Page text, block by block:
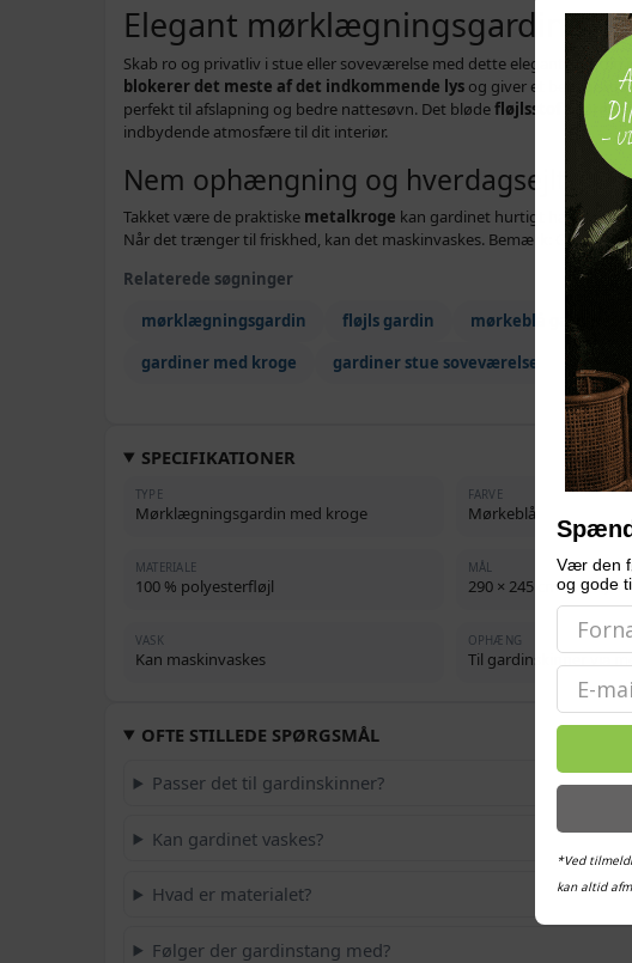
Elegant mørklægningsgardin i
Skab ro og privatliv i stue eller soveværelse med dette elegante gardin i
blokerer det meste af det indkommende lys og giver et
perfekt til afslapning og bedre nattesøvn. Det blødefløjlsstof
tilfører
indbydende atmosfære til dit interiør.
Nem ophængning og hverdagsejlt
Takket være de praktiske metalkroge kan gardinet hurtigt hænges op
Når det trænger til friskhed, kan det maskinvaskes. Bemærk:
Relaterede søgninger
mørklægningsgardin
fløjls gardin
mørkeblå gardiner
gardiner med kroge
gardiner stue soveværelse
SPECIFIKATIONER
TYPE
Mørklægningsgardin med kroge
FARVE
Mørkeblå
MATERIALE
100 % polyesterfløjl
MÅL
290 × 245 cm (B × H)
VASK
Kan maskinvaskes
OPHÆNG
Til gardinskinner via
OFTE STILLEDE SPØRGSMÅL
Passer det til gardinskinner?
Kan gardinet vaskes?
Hvad er materialet?
Følger der gardinstang med?
Vær den
og gode
Email
*Ved
kan altid